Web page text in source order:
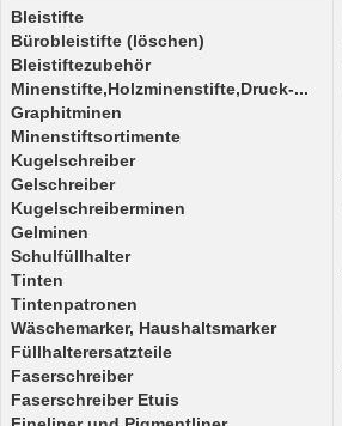
Bleistifte
Bürobleistifte (löschen)
Bleistiftezubehör
Minenstifte,Holzminenstifte,Druck-...
Graphitminen
Minenstiftsortimente
Kugelschreiber
Gelschreiber
Kugelschreiberminen
Gelminen
Schulfüllhalter
Tinten
Tintenpatronen
Wäschemarker, Haushaltsmarker
Füllhalterersatzteile
Faserschreiber
Faserschreiber Etuis